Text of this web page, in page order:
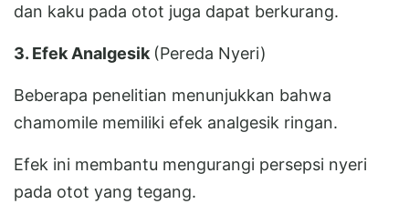
dan kaku pada otot juga dapat berkurang.
3. Efek Analgesik (Pereda Nyeri)
Beberapa penelitian menunjukkan bahwa
chamomile memiliki efek analgesik ringan.
Efek ini membantu mengurangi persepsi nyeri
pada otot yang tegang.